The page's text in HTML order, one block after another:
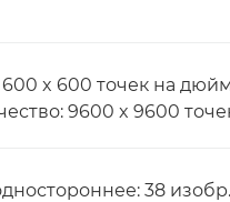
x 600 точек на дюйм
9600 x 9600
38